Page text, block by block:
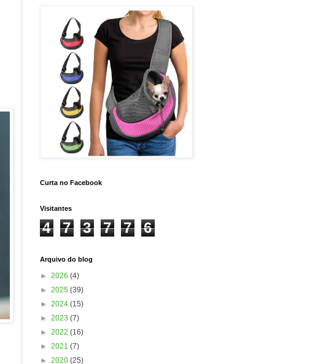
Curta no Facebook
Visitantes
4 7 3 7 7 6
Arquivo do blog
► 2026 (4)
► 2025 (39)
► 2024 (15)
► 2023 (7)
► 2022 (16)
► 2021 (7)
► 2020 (25)